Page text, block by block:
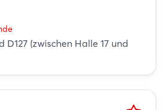
D127 (zwischen Halle 17 und